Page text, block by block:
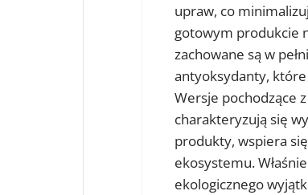
upraw, co
gotowym produkcie
zachowane są w
antyoksydanty,
Wersje pochodzące
charakteryzują się
produkty, wspiera
ekosystemu.
ekologicznego